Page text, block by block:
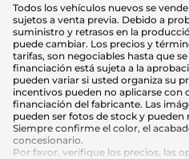
Todos los vehículos nuevos se
sujetos a venta previa. Debido a
suministro y retrasos en la
puede cambiar. Los precios y
tarifas, son negociables hasta que
financiación está sujeta a la
pueden variar si usted organiza su
incentivos pueden no aplicarse con
financiación del fabricante. Las
pueden ser fotos de stock y pueden
Siempre confirme el color, el
concesionario.
Por favor, verifique los precios, las